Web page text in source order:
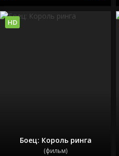
Боец: Король ринга
(фильм)
HD